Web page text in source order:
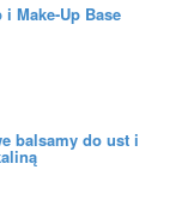
Make-Up Base
balsamy do ust i